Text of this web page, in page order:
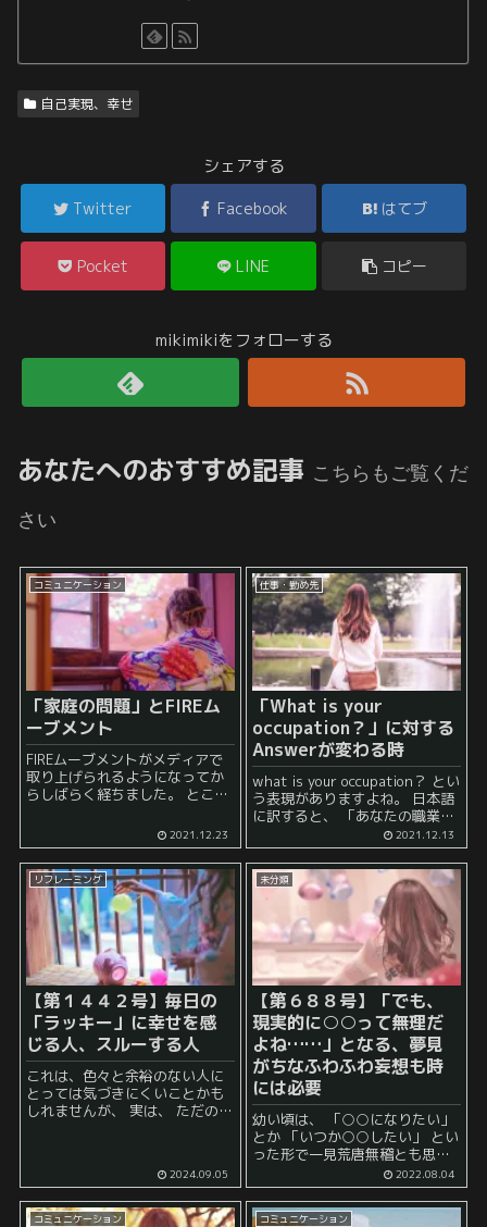
自己実現、幸せ
シェアする
Twitter Facebook はてブ
Pocket LINE コピー
mikimikiをフォローする
あなたへのおすすめ記事 こちらもご覧くだ
さい
コミュニケーション
「家庭の問題」とFIREム
ーブメント
FIREムーブメントがメディアで
取り上げられるようになってか
らしばらく経ちました。 ところ
故流行ったのかということとと
もに頭の隅で考えるのは、 実家
暮らしでFIREするという方向性
を模索している...
2021.12.23
仕事・勤め先
「What is your
occupation？」に対する
Answerが変わる時
what is your occupation？ とい
う表現がありますよね。 日本語
に訳すると、 「あなたの職業は
何ですか？」になるようです。
え？流石に知ってるって？ そう
ですね。 ...
2021.12.13
リフレーミング
【第１４４２号】毎日の
「ラッキー」に幸せを感
じる人、スルーする人
これは、色々と余裕のない人に
とっては気づきにくいことかも
しれませんが、 実は、 ただの日
あります。 それは、 ...2024.09.05
未分類
【第６８８号】「でも、
現実的に○○って無理だ
よね……」となる、夢見
がちなふわふわ妄想も時
には必要
幼い頃は、 「○○になりたい」
とか 「いつか○○したい」 とい
った形で一見荒唐無稽とも思え
る夢や目標、願望を掲げていた
人も多いと思います。 しかし、
多くは、思春期、中学生ぐらい
2022.08.04
コミュニケーション コミュニケーション